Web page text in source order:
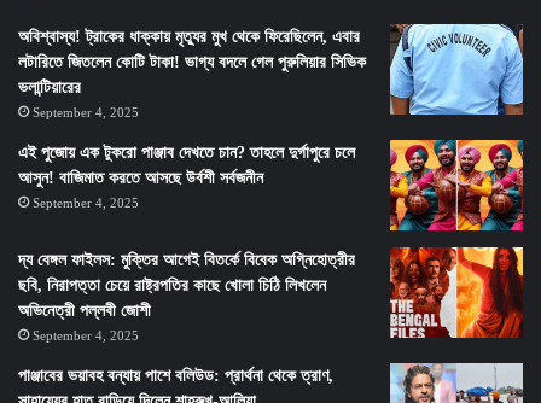
অবিশ্বাস্য! ট্রাকের ধাক্কায় মৃত্যুর মুখ থেকে ফিরেছিলেন, এবার
লটারিতে জিতলেন কোটি টাকা! ভাগ্য বদলে গেল পুরুলিয়ার সিভিক
ভলান্টিয়ারের
September 4, 2025
এই পুজোয় এক টুকরো পাঞ্জাব দেখতে চান? তাহলে দুর্গাপুরে চলে
আসুন! বাজিমাত করতে আসছে উর্বশী সর্বজনীন
September 4, 2025
দ্য বেঙ্গল ফাইলস: মুক্তির আগেই বিতর্কে বিবেক অগ্নিহোত্রীর
ছবি, নিরাপত্তা চেয়ে রাষ্ট্রপতির কাছে খোলা চিঠি লিখলেন
অভিনেত্রী পল্লবী জোশী
September 4, 2025
পাঞ্জাবের ভয়াবহ বন্যায় পাশে বলিউড: প্রার্থনা থেকে ত্রাণ,